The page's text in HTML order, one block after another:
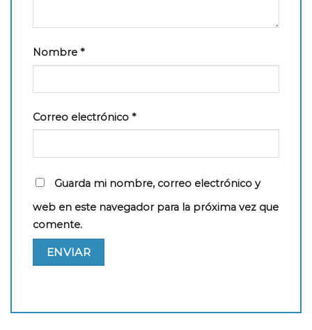
Nombre *
Correo electrónico *
Guarda mi nombre, correo electrónico y
web en este navegador para la próxima vez que
comente.